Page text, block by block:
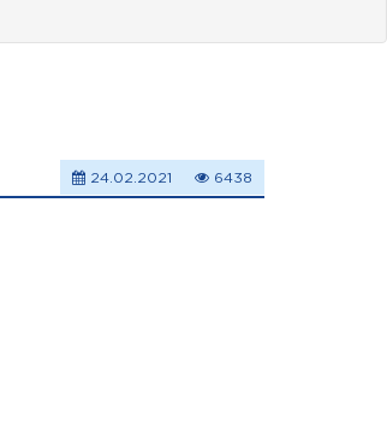
24.02.2021 6438